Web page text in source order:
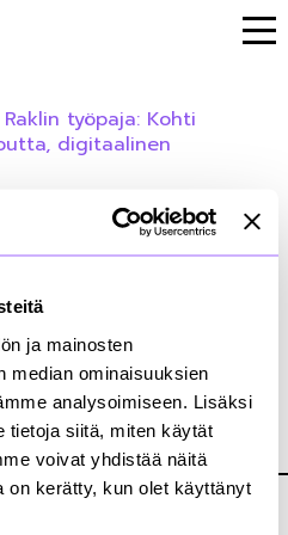
ja mainosten
median ominaisuuksien
analysoimiseen. Lisäksi
tietoja siitä, miten käytät
voivat yhdistää näitä
on kerätty, kun olet käyttänyt
Raklin työpaja: Kohti
digitaalinen
rakennusosien
tiedonjako ja